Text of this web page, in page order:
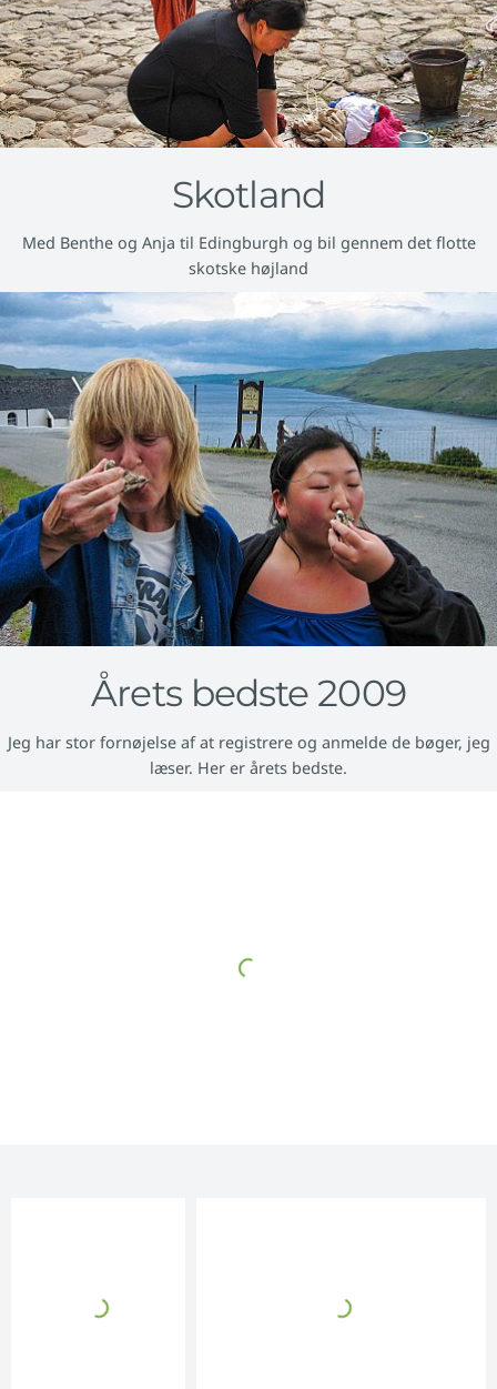
Skotland
Med Benthe og Anja til Edingburgh og bil gennem det flotte
skotske højland
Årets bedste 2009
Jeg har stor fornøjelse af at registrere og anmelde de bøger, jeg
læser. Her er årets bedste.